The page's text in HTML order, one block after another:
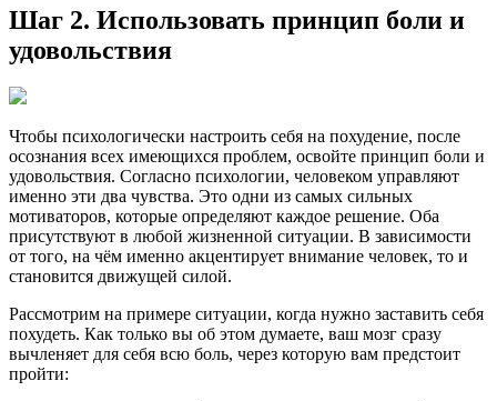
Шаг 2. Использовать принцип боли и
удовольствия
Чтобы психологически настроить себя на похудение, после
осознания всех имеющихся проблем, освойте принцип боли и
удовольствия. Согласно психологии, человеком управляют
именно эти два чувства. Это одни из самых сильных
мотиваторов, которые определяют каждое решение. Оба
присутствуют в любой жизненной ситуации. В зависимости
от того, на чём именно акцентирует внимание человек, то и
становится движущей силой.
Рассмотрим на примере ситуации, когда нужно заставить себя
похудеть. Как только вы об этом думаете, ваш мозг сразу
вычленяет для себя всю боль, через которую вам предстоит
пройти: